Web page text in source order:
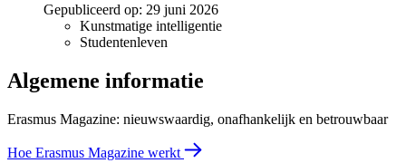
Gepubliceerd op: 29 juni 2026
Kunstmatige intelligentie
Studentenleven
Algemene informatie
Erasmus Magazine: nieuwswaardig, onafhankelijk en betrouwbaar
Hoe Erasmus Magazine werkt